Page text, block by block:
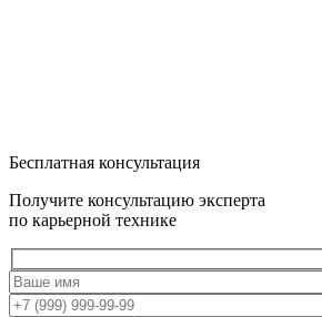
Бесплатная консультация
Получите консультацию эксперта
по карьерной технике